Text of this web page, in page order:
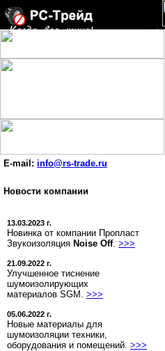
E-mail: info@rs-trade.ru
Новости компании
13.03.2023 г.
Новинка от компании Пропласт
Звукоизоляция Noise Off. >>>
21.09.2022 г.
Улучшенное тиснение
шумоизолирующих
материалов SGM. >>>
05.06.2022 г.
Новые материалы для
шумоизоляции техники,
оборудования и помещений. >>>